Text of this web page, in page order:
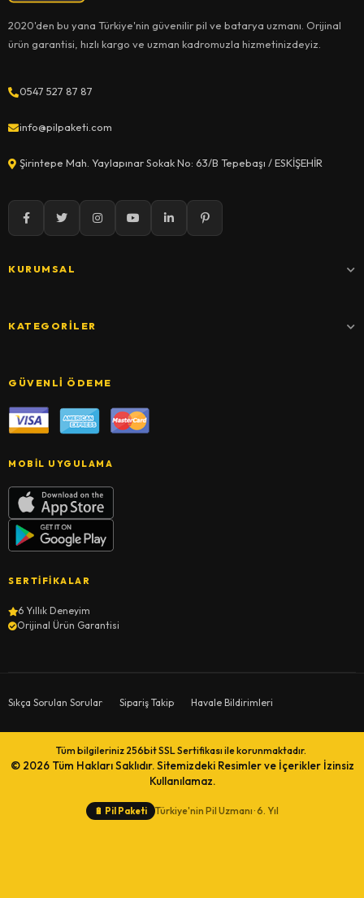
2020'den bu yana Türkiye'nin güvenilir pil ve batarya uzmanı. Orijinal
ürün garantisi, hızlı kargo ve uzman kadromuzla hizmetinizdeyiz.
0547 527 87 87
info@pilpaketi.com
Şirintepe Mah. Yaylapınar Sokak No: 63/B Tepebaşı / ESKİŞEHİR
KURUMSAL
KATEGORILER
GÜVENLI ÖDEME
MOBIL UYGULAMA
SERTIFIKALAR
6 Yıllık Deneyim
Orijinal Ürün Garantisi
Sıkça Sorulan Sorular Sipariş Takip Havale Bildirimleri
Tüm bilgileriniz 256bit SSL Sertifikası ile korunmaktadır.
© 2026 Tüm Hakları Saklıdır. Sitemizdeki Resimler ve İçerikler İzinsiz
Kullanılamaz.
🔋 Pil Paketi Türkiye'nin Pil Uzmanı · 6. Yıl